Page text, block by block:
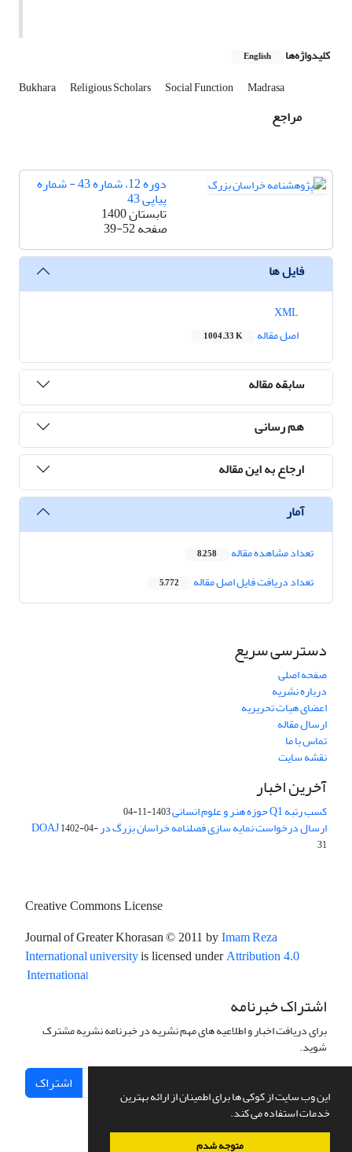
این وب سایت از کوکی ها برای اطمینان از ارائه بهترین
خدمات استفاده می کند.
متوجه شدم
کلیدواژه‌ها English
Bukhara Religious Scholars Social Function Madrasa
مراجع
دوره 12، شماره 43 - شماره
پیاپی 43
تابستان 1400
صفحه39-52
فایل ها
اصل مقاله
1004.33 K
سابقه مقاله
هم رسانی
ارجاع به این مقاله
آمار
تعداد مشاهده مقاله 8,258
تعداد دریافت فایل اصل مقاله 5,772
دسترسی سریع
صفحه اصلی
درباره نشریه
اعضای هیات تحریریه
ارسال مقاله
تماس با ما
نقشه سایت
آخرین اخبار
کسب رتبه Q1 حوزه هنر و علوم انسانی 1403-11-04
ارسال درخواست نمایه سازی فصلنامه خراسان بزرگ در DOAJ1402-04-
31
Creative Commons License
Journal of Greater Khorasan© 2011 by Imam Reza
International universityis licensed under Attribution 4.0
International
اشتراک خبرنامه
برای دریافت اخبار و اطلاعیه های مهم نشریه در خبرنامه نشریه مشترک
شوید.
اشتراک